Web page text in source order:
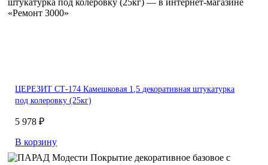
ЦЕРЕЗИТ СТ-174 Камешковая 1,5 декоративная штукатурка
под колеровку (25кг)
5 978 ₽
В корзину